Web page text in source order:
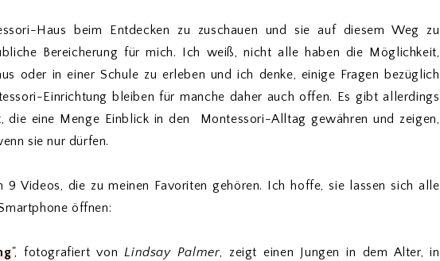
Haus beim Entdecken zu zuschauen und sie auf diesem Weg zu
Bereicherung für mich. Ich weiß, nicht alle haben die Möglichkeit,
oder in einer Schule zu erleben und ich denke, einige Fragen bezüglich
Einrichtung bleiben für manche daher auch offen. Es gibt allerdings
die eine Menge Einblick in den Montessori-Alltag gewähren und zeigen,
sie nur dürfen.
9 Videos, die zu meinen Favoriten gehören. Ich hoffe, sie lassen sich alle
öffnen:
", fotografiert vonLindsay Palmer, zeigt einen Jungen in dem Alter, in